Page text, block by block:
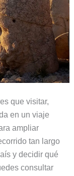
que visitar,
en un viaje
ampliar
tan largo
y decidir qué
consultar